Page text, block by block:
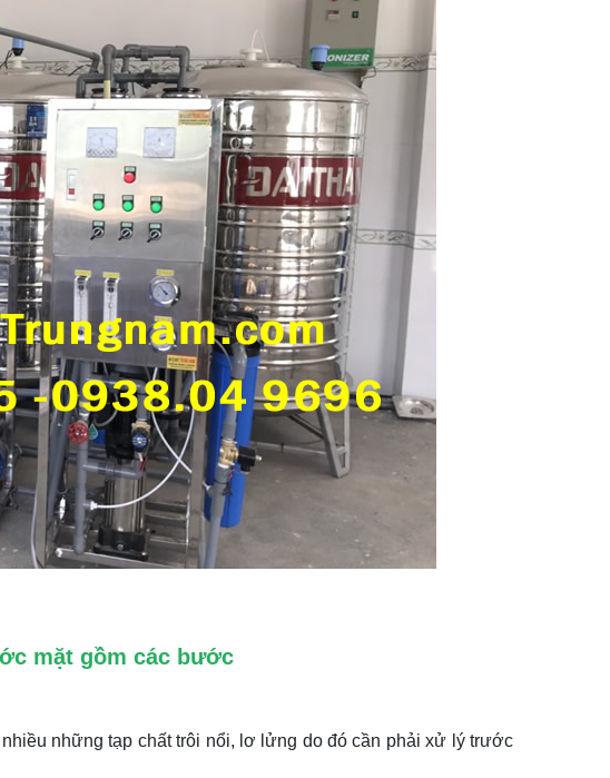
mặt gồm các bước
những tạp chất trôi nổi, lơ lửng do đó cần phải xử lý trước